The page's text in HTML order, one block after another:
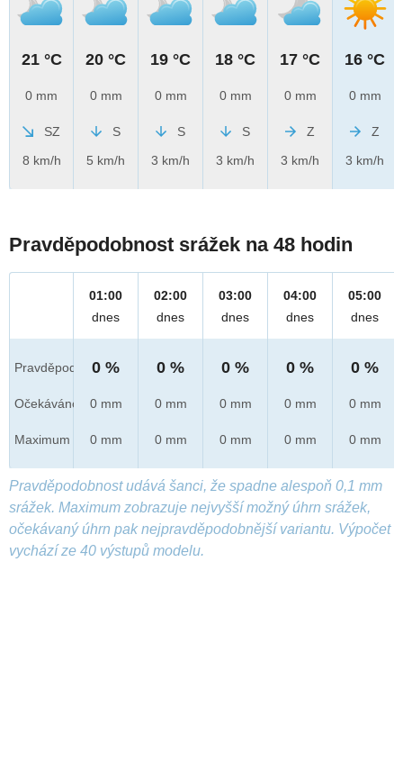
21 °C
0 mm
SZ
8 km/h
20 °C
0 mm
S
5 km/h
19 °C
0 mm
S
3 km/h
18 °C
0 mm
S
3 km/h
17 °C
0 mm
Z
3 km/h
16 °C
0 mm
Z
3 km/h
Pravděpodobnost srážek na 48 hodin
Pravděpod.
Očekáváno
Maximum
01:00
dnes
0 %
0 mm
0 mm
02:00
dnes
0 %
0 mm
0 mm
03:00
dnes
0 %
0 mm
0 mm
04:00
dnes
0 %
0 mm
0 mm
05:00
dnes
0 %
0 mm
0 mm
Pravděpodobnost udává šanci, že spadne alespoň 0,1 mm
srážek. Maximum zobrazuje nejvyšší možný úhrn srážek,
očekávaný úhrn pak nejpravděpodobnější variantu. Výpočet
vychází ze 40 výstupů modelu.